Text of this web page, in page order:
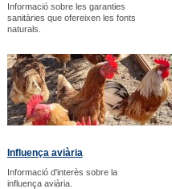
Informació sobre les garanties
sanitàries que ofereixen les fonts
naturals.
Influença aviària
Informació d'interès sobre la
influença aviària.